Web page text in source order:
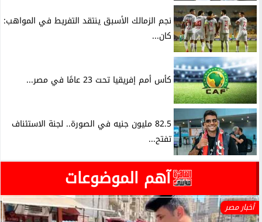
نجم الزمالك الأسبق ينتقد التفريط في المواهب:
كان...
كأس أمم إفريقيا تحت 23 عامًا في مصر...
82.5 مليون جنيه في الصورة.. لجنة الاستئناف
تفتح...
آهم الموضوعات
أخبار مصر